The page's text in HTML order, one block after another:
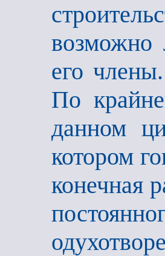
возможно
его
По
данном
котором
конечная